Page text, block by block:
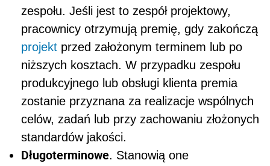
zespołu. Jeśli jest to zespół projektowy,
pracownicy otrzymują premię, gdy zakończą
projekt przed założonym terminem lub po
niższych kosztach. W przypadku zespołu
produkcyjnego lub obsługi klienta premia
zostanie przyznana za realizacje wspólnych
celów, zadań lub przy zachowaniu złożonych
standardów jakości.
Długoterminowe. Stanowią one